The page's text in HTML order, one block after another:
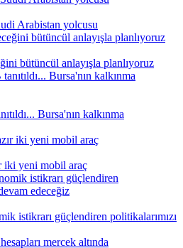
Arabistan yolcusu
bütüncül anlayışla planlıyoruz
Bursa'nın kalkınma
iki yeni mobil araç
istikrarı güçlendiren politikalarımızı